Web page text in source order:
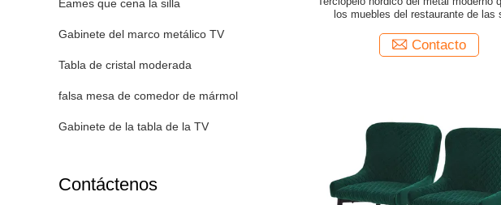
Eames que cena la silla
Gabinete del marco metálico TV
Tabla de cristal moderada
falsa mesa de comedor de mármol
Gabinete de la tabla de la TV
Contáctenos
los muebles del restaurante de las
Contacto